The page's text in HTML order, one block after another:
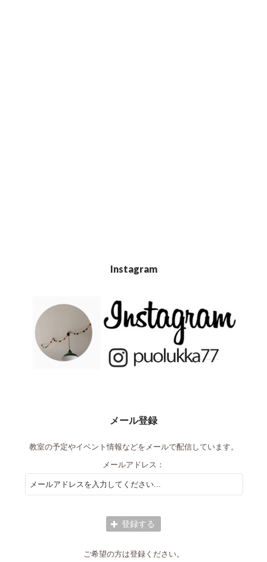
Instagram
メール登録
教室の予定やイベント情報などをメールで配信しています。
メールアドレス：
ご希望の方は登録ください。